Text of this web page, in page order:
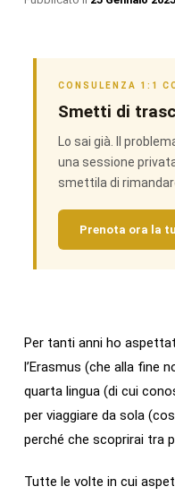
CONSULENZA 1:1
Smetti di
Lo sai già. Il
una sessione
smettila di
Prenota ora la
Per tanti anni ho
l’Erasmus (che alla fine
quarta lingua (di cui
per viaggiare da sola
perché che scoprirai tra
Tutte le volte in cui